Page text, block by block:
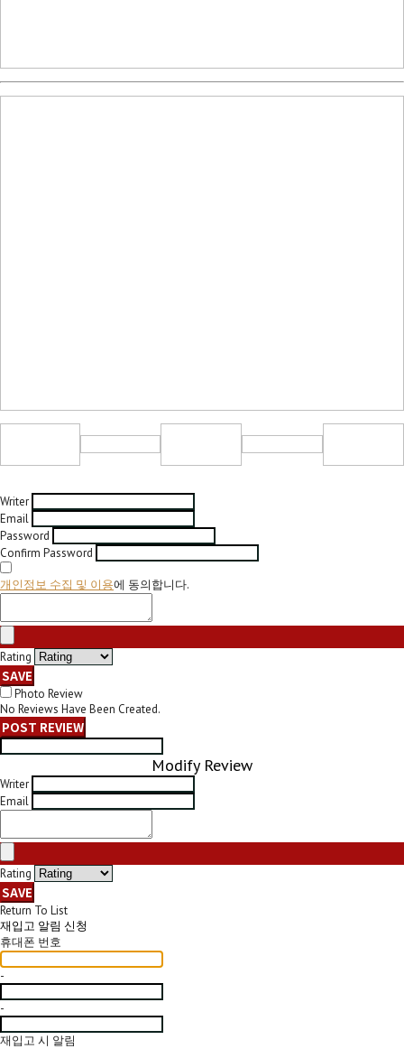
Writer
Email
Password
Confirm Password
개인정보 수집 및 이용에 동의합니다.
Rating
SAVE
Photo Review
No Reviews Have Been Created.
POST REVIEW
Modify Review
Writer
Email
Rating
SAVE
Return To List
재입고 알림 신청
휴대폰 번호
-
-
재입고 시 알림